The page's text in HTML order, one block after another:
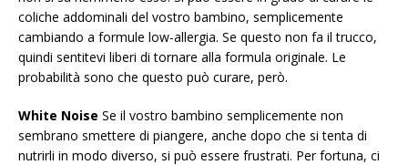
coliche addominali del vostro bambino, semplicemente
cambiando a formule low-allergia. Se questo non fa il trucco,
quindi sentitevi liberi di tornare alla formula originale. Le
probabilità sono che questo può curare, però.
White Noise Se il vostro bambino semplicemente non
sembrano smettere di piangere, anche dopo che si tenta di
nutrirli in modo diverso, si può essere frustrati. Per fortuna, ci